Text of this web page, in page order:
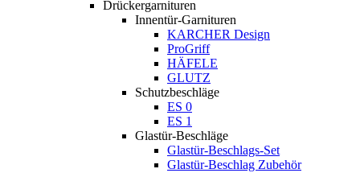
Drückergarnituren
Innentür-Garnituren
KARCHER Design
ProGriff
HÄFELE
GLUTZ
Schutzbeschläge
ES 0
ES 1
Glastür-Beschläge
Glastür-Beschlags-Set
Glastür-Beschlag Zubehör